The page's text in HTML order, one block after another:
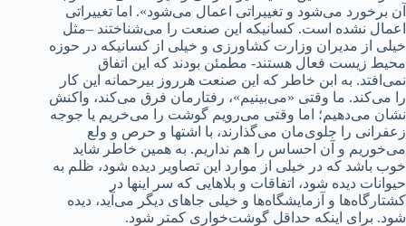
آن برخورد می‌شود و تغییراتی اعمال می‌شود». اما تغییراتی
اعمال نشده است. کسانیکه این صنعت را می‌شناختند –مثل
خیلی از مدیران وزارت کشاورزی و خیلی از کسانیکه در حوزه
محیط زیست فعال هستند- مطمئن بودند که این اتفاق
نمی‌افتد. به ابن خاطر که این صنعت هرروز بیرحمانه این کار
را می‌کند. ما وقتی «می‌بینیم»، رفتارمان فرق می‌کند، واکنش
نشان می‌دهیم؛ اما وقتی می‌رویم گوشت را می‌خریم یا جوجه
زعفرانی را جلوی‌مان می‌گذارند، با اشتها و حرص و ولع
می‌خوریم و آن احساس را هم نداریم. به همین خاطر شاید
خوب باشد که در خیلی از موارد این تصاویر دیده شود، ظلم به
حیوانات دیده شود، اتفاقات و بلاهایی که سر اینها در
کشتارگاه‌ها و آزمایشگاه‌ها و خیلی جاهای دیگر می‌آید، دیده
شود. برای اینکه حداقل گوشت‌خواری کمتر شود.